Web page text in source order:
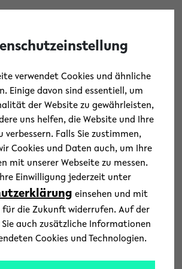
zur
verwendet Cookies und ähnliche
Einige davon sind essentiell, um
der Website zu gewährleisten,
uns helfen, die Website und Ihre
verbessern. Falls Sie zustimmen,
Cookies und Daten auch, um Ihre
mit unserer Webseite zu messen.
Einwilligung jederzeit unter
einsehen und mit
für die Zukunft widerrufen. Auf der
auch zusätzliche Informationen
Cookies und Technologien.